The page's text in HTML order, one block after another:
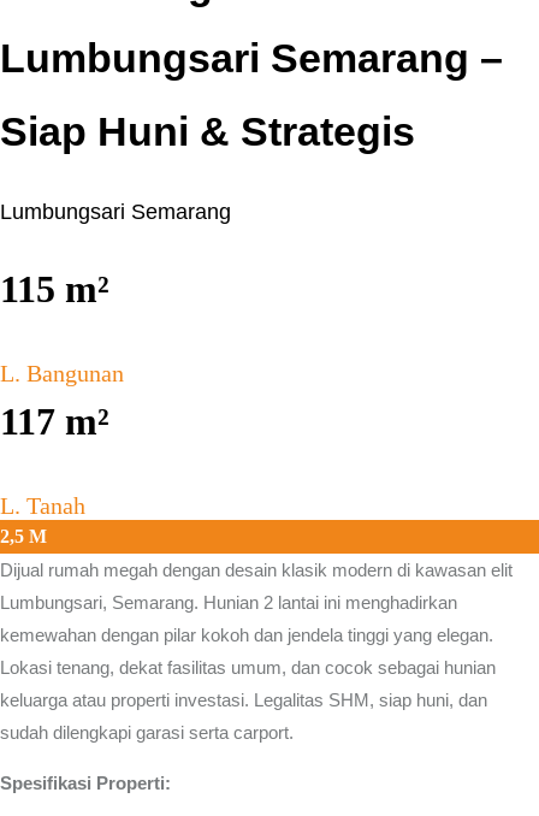
Lumbungsari Semarang –
Siap Huni & Strategis
Lumbungsari Semarang
115 m²
L. Bangunan
117 m²
L. Tanah
2,5 M
Dijual rumah megah dengan desain klasik modern di kawasan elit
Lumbungsari, Semarang. Hunian 2 lantai ini menghadirkan
kemewahan dengan pilar kokoh dan jendela tinggi yang elegan.
Lokasi tenang, dekat fasilitas umum, dan cocok sebagai hunian
keluarga atau properti investasi. Legalitas SHM, siap huni, dan
sudah dilengkapi garasi serta carport.
Spesifikasi Properti: